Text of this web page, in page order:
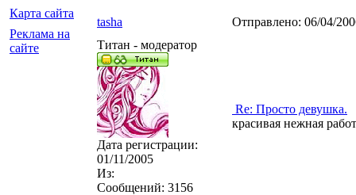
Карта сайта
Реклама на
сайте
tasha Отправлено: 06/04/
Титан - модератор
Дата регистрации:
01/11/2005
Из:
Сообщений: 3156
Re: Просто девушка.
красивая нежная